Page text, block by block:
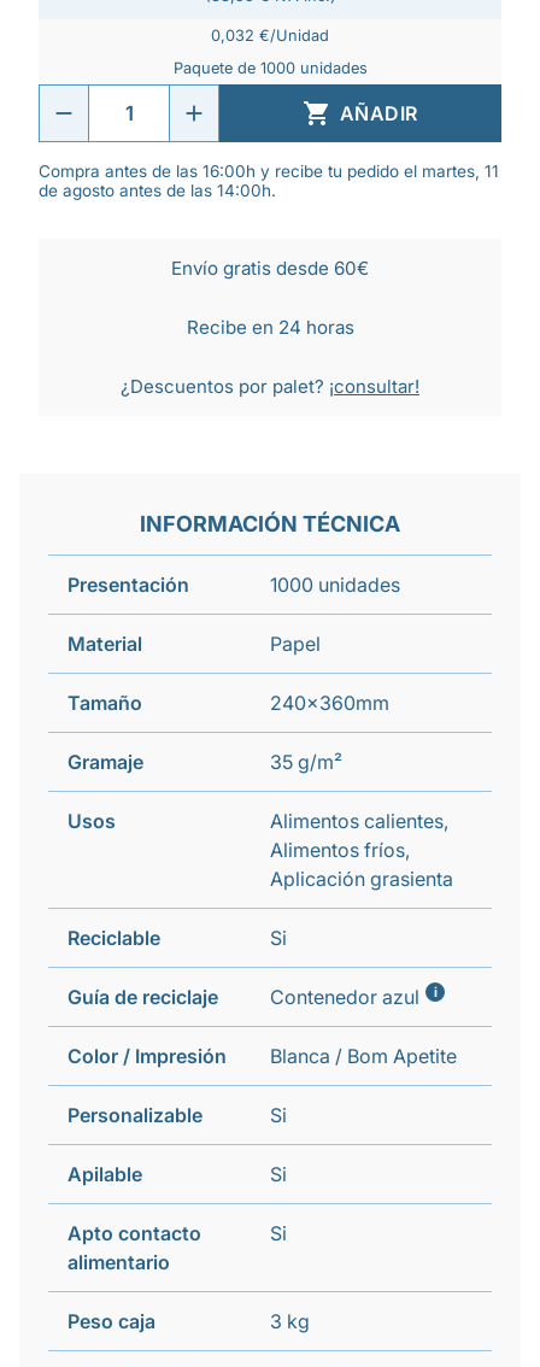
0,032 €/Unidad
Paquete de 1000 unidades
 AÑADIR
Compra antes de las 16:00h y recibe tu pedido el martes, 11
de agosto antes de las 14:00h.
Envío gratis desde 60€
Recibe en 24 horas
¿Descuentos por palet? ¡consultar!
INFORMACIÓN TÉCNICA
Presentación 1000 unidades
Material Papel
Tamaño 240x360mm
Gramaje 35 g/m²
Usos
Alimentos calientes,
Alimentos fríos,
Aplicación grasienta
Reciclable Si
Guía de reciclaje Contenedor azul i
Color / Impresión Blanca / Bom Apetite
Personalizable Si
Apilable Si
Apto contacto
alimentario
Si
Peso caja 3 kg